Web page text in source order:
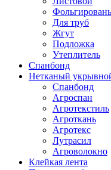
Для труб
Жгут
Подложка
Утеплитель
Спанбонд
Нетканый
Спанбонд
Агроспан
Агротекстиль
Агроткань
Агротекс
Лутрасил
Агроволокно
Клейкая лента